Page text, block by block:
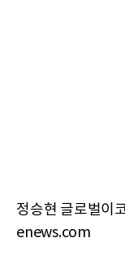
정승현 글로벌이
enews.com